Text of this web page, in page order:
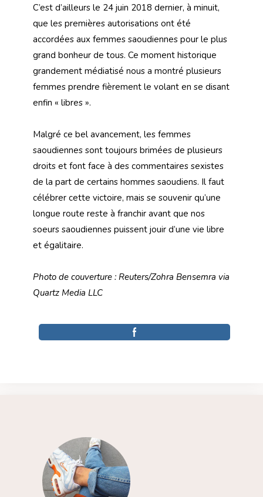
C’est d’ailleurs le 24 juin 2018 dernier, à minuit,
que les premières autorisations ont été
accordées aux femmes saoudiennes pour le plus
grand bonheur de tous. Ce moment historique
grandement médiatisé nous a montré plusieurs
femmes prendre fièrement le volant en se disant
enfin « libres ».
Malgré ce bel avancement, les femmes
saoudiennes sont toujours brimées de plusieurs
droits et font face à des commentaires sexistes
de la part de certains hommes saoudiens. Il faut
célébrer cette victoire, mais se souvenir qu’une
longue route reste à franchir avant que nos
soeurs saoudiennes puissent jouir d’une vie libre
et égalitaire.
Photo de couverture : Reuters/Zohra Bensemra via
Quartz Media LLC